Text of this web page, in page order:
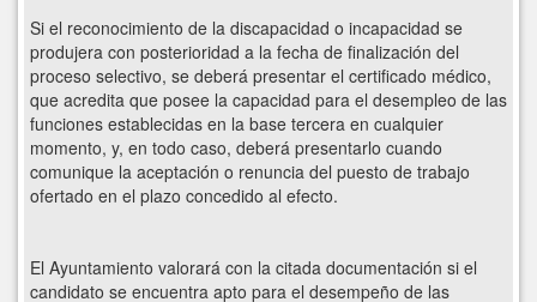
Si el reconocimiento de la discapacidad o incapacidad se
produjera con posterioridad a la fecha de finalización del
proceso selectivo, se deberá presentar el certificado médico,
que acredita que posee la capacidad para el desempleo de las
funciones establecidas en la base tercera en cualquier
momento, y, en todo caso, deberá presentarlo cuando
comunique la aceptación o renuncia del puesto de trabajo
ofertado en el plazo concedido al efecto.
El Ayuntamiento valorará con la citada documentación si el
candidato se encuentra apto para el desempeño de las